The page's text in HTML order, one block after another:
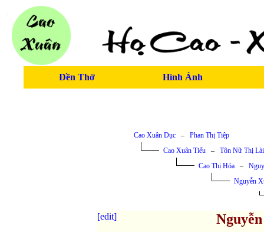
Đền Thờ Hình Ảnh
Cao Xuân Dục– Phan Thị Tiệp
Cao Xuân Tiếu– Tôn Nữ Thị Lài
Cao Thị Hóa–
Nguyễn
[edit]